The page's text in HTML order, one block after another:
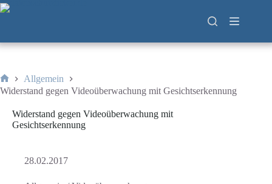
Zum
Inhalt
Start
Allgemein
Widerstand gegen Videoüberwachung mit Gesichtserkennung
Widerstand gegen Videoüberwachung mit
Gesichtserkennung
28.02.2017